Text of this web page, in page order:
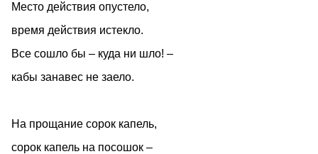
Место действия опустело,
время действия истекло.
Все сошло бы – куда ни шло! –
кабы занавес не заело.
На прощание сорок капель,
сорок капель на посошок –